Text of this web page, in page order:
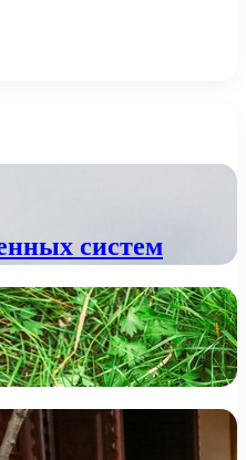
систем